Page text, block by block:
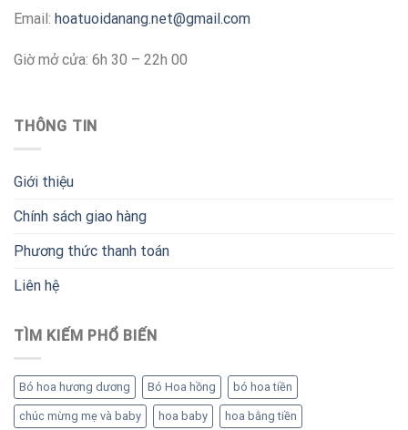
Email: hoatuoidanang.net@gmail.com
Giờ mở cửa: 6h 30 – 22h 00
THÔNG TIN
Giới thiệu
Chính sách giao hàng
Phương thức thanh toán
Liên hệ
TÌM KIẾM PHỔ BIẾN
Bó hoa hương dương Bó Hoa hồng bó hoa tiền
chúc mừng mẹ và baby hoa baby hoa bằng tiền